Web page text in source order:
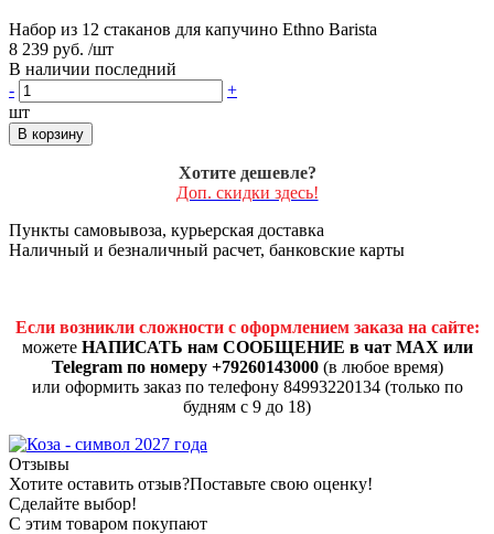
Набор из 12 стаканов для капучино Ethno Barista
8 239 руб. /шт
В наличии последний
-
+
шт
В корзину
Хотите дешевле?
Доп. скидки здесь!
Пункты самовывоза, курьерская доставка
Наличный и безналичный расчет, банковские карты
Если возникли сложности с оформлением заказа на сайте:
можете НАПИСАТЬ нам СООБЩЕНИЕ в чат MAX или
Telegram по номеру +79260143000(в любое время)
или оформить заказ по телефону 84993220134 (только по
будням с 9 до 18)
Отзывы
Хотите оставить отзыв?Поставьте свою оценку!
Сделайте выбор!
С этим товаром покупают